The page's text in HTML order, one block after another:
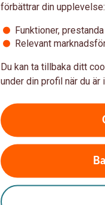
förbättrar din upplevelse:
Funktioner,
Relevant
Du kan ta tillbaka ditt
under din profil när du är